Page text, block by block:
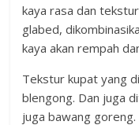
kaya rasa dan
glabed,
kaya akan rempah
Tekstur kupat yang
blengong. Dan juga
juga bawang